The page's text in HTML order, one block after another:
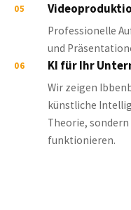
05
Professionelle
und
06 KI für Ihr
Wir zeigen
künstliche
Theorie,
funktionieren.